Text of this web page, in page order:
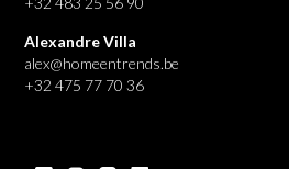
Alexandre Villa
alex@homeentrends.be
+32 475 77 70 36